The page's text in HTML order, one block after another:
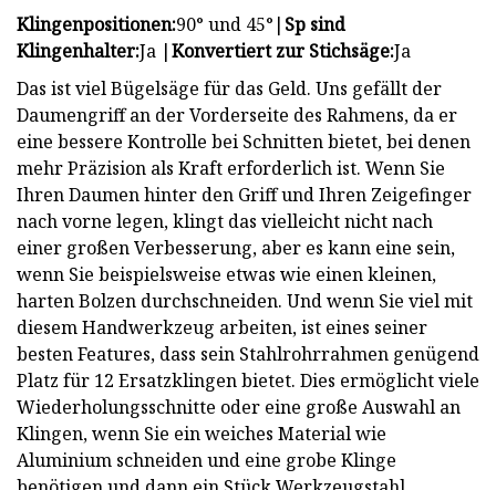
Klingenpositionen:90° und 45°| Sp sind
Klingenhalter:Ja |Konvertiert zur Stichsäge:Ja
Das ist viel Bügelsäge für das Geld. Uns gefällt der
Daumengriff an der Vorderseite des Rahmens, da er
eine bessere Kontrolle bei Schnitten bietet, bei denen
mehr Präzision als Kraft erforderlich ist. Wenn Sie
Ihren Daumen hinter den Griff und Ihren Zeigefinger
nach vorne legen, klingt das vielleicht nicht nach
einer großen Verbesserung, aber es kann eine sein,
wenn Sie beispielsweise etwas wie einen kleinen,
harten Bolzen durchschneiden. Und wenn Sie viel mit
diesem Handwerkzeug arbeiten, ist eines seiner
besten Features, dass sein Stahlrohrrahmen genügend
Platz für 12 Ersatzklingen bietet. Dies ermöglicht viele
Wiederholungsschnitte oder eine große Auswahl an
Klingen, wenn Sie ein weiches Material wie
Aluminium schneiden und eine grobe Klinge